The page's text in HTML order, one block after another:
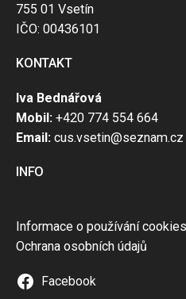
755 01 Vsetín
IČO: 00436101
KONTAKT
Iva Bednářová
Mobil: +420 774 554 664
Email: cus.vsetin@seznam.cz
INFO
Informace o používání cookies
Ochrana osobních údajů
Facebook